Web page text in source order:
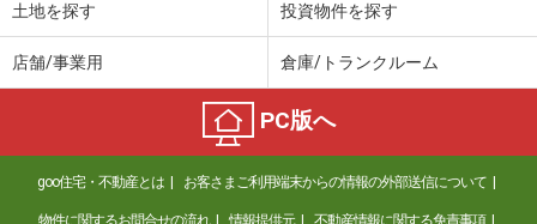
土地を探す 投資物件を探す
店舗/事業用 倉庫/トランクルーム
PC版へ
goo住宅・不動産とは お客さまご利用端末からの情報の外部送信について